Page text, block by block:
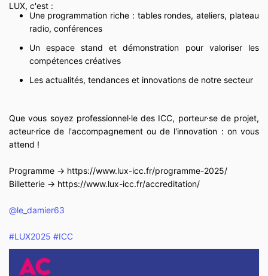
LUX, c'est :
Une programmation riche : tables rondes, ateliers, plateau
radio, conférences
Un espace stand et démonstration pour valoriser les
compétences créatives
Les actualités, tendances et innovations de notre secteur
Que vous soyez professionnel·le des ICC, porteur·se de projet,
acteur·rice de l'accompagnement ou de l'innovation : on vous
attend !
Programme → https://www.lux-icc.fr/programme-2025/
Billetterie → https://www.lux-icc.fr/accreditation/
@le_damier63
#LUX2025 #ICC